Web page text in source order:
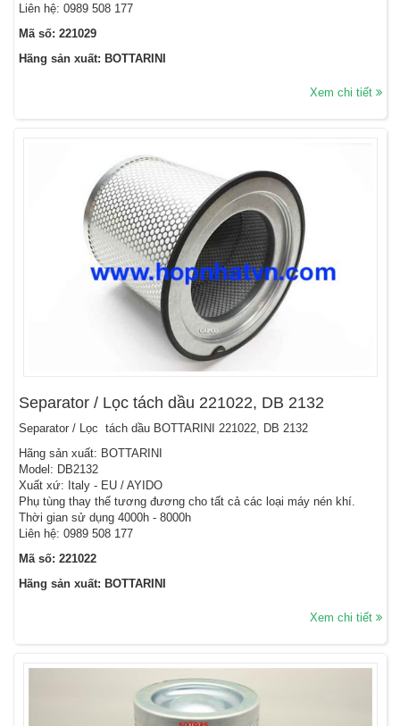
Liên hệ: 0989 508 177
Mã số: 221029
Hãng sản xuất: BOTTARINI
Xem chi tiết
Separator / Lọc tách dầu 221022, DB 2132
Separator / Lọc tách dầu BOTTARINI 221022, DB 2132
Hãng sản xuất: BOTTARINI
Model: DB2132
Xuất xứ: Italy - EU / AYIDO
Phụ tùng thay thế tương đương cho tất cả các loại máy nén khí.
Thời gian sử dụng 4000h - 8000h
Liên hệ: 0989 508 177
Mã số: 221022
Hãng sản xuất: BOTTARINI
Xem chi tiết